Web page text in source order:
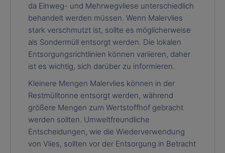
da Einweg- und Mehrwegvliese unterschiedlich
behandelt werden müssen. Wenn Malervlies
stark verschmutzt ist, sollte es möglicherweise
als Sondermüll entsorgt werden. Die lokalen
Entsorgungsrichtlinien können variieren, daher
ist es wichtig, sich darüber zu informieren.
Kleinere Mengen Malervlies können in der
Restmülltonne entsorgt werden, während
größere Mengen zum Wertstoffhof gebracht
werden sollten. Umweltfreundliche
Entscheidungen, wie die Wiederverwendung
von Vlies, sollten vor der Entsorgung in Betracht